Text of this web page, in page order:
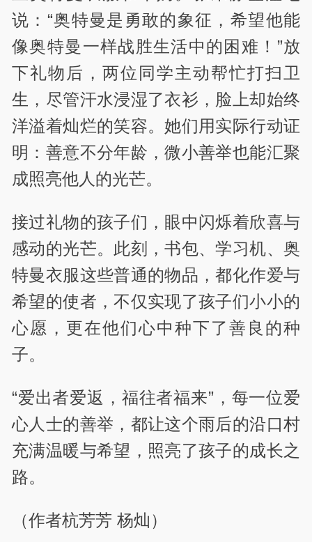
说：“奥特曼是勇敢的象征，希望他能
像奥特曼一样战胜生活中的困难！”放
下礼物后，两位同学主动帮忙打扫卫
生，尽管汗水浸湿了衣衫，脸上却始终
洋溢着灿烂的笑容。她们用实际行动证
明：善意不分年龄，微小善举也能汇聚
成照亮他人的光芒。
接过礼物的孩子们，眼中闪烁着欣喜与
感动的光芒。此刻，书包、学习机、奥
特曼衣服这些普通的物品，都化作爱与
希望的使者，不仅实现了孩子们小小的
心愿，更在他们心中种下了善良的种
子。
“爱出者爱返，福往者福来”，每一位爱
心人士的善举，都让这个雨后的沿口村
充满温暖与希望，照亮了孩子的成长之
路。
（作者杭芳芳 杨灿）